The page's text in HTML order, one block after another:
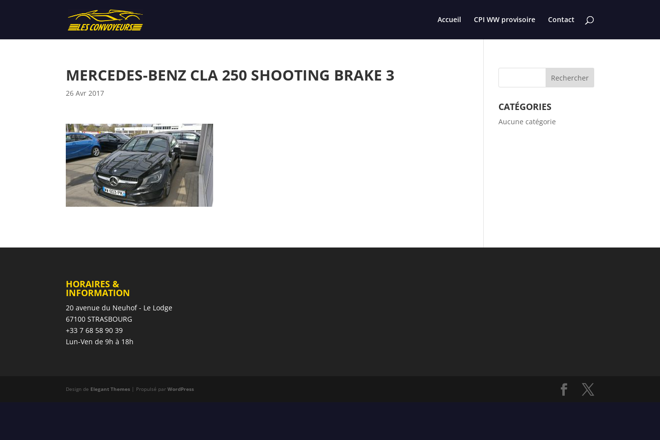
Accueil CPI WW provisoire Contact
MERCEDES-BENZ CLA 250 SHOOTING BRAKE 3
26 Avr 2017
CATÉGORIES
Aucune catégorie
HORAIRES &
INFORMATION
20 avenue du Neuhof - Le Lodge
67100 STRASBOURG
+33 7 68 58 90 39
Lun-Ven de 9h à 18h
Design de Elegant Themes | Propulsé parWordPress